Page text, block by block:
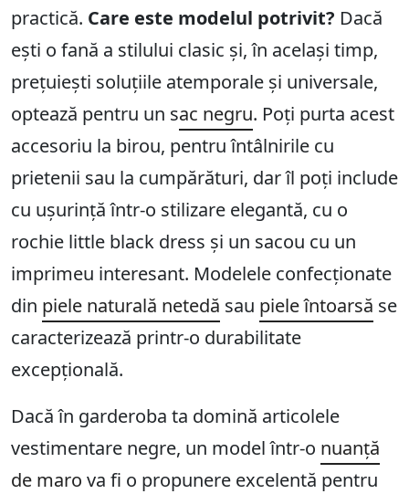
practică. Care este modelul potrivit? Dacă
ești o fană a stilului clasic și, în același timp,
prețuiești soluțiile atemporale și universale,
optează pentru un sac negru. Poți purta acest
accesoriu la birou, pentru întâlnirile cu
prietenii sau la cumpărături, dar îl poți include
cu ușurință într-o stilizare elegantă, cu o
rochie little black dress și un sacou cu un
imprimeu interesant. Modelele confecționate
din piele naturală netedă sau piele întoarsă se
caracterizează printr-o durabilitate
excepțională.
Dacă în garderoba ta domină articolele
vestimentare negre, un model într-o nuanță
de maro va fi o propunere excelentă pentru